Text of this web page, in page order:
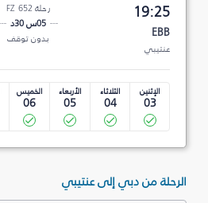
19:25
EBB
عنتيبي
رحلة FZ 652
05س 30د
بدون توقف
الإثنين
03
الثلاثاء
04
الأربعاء
05
الخميس
06
الرحلة من دبي إلى عنتيبي